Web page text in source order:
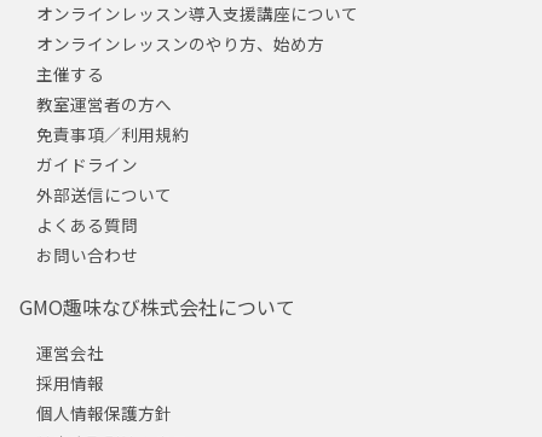
オンラインレッスン導入支援講座について
オンラインレッスンのやり方、始め方
主催する
教室運営者の方へ
免責事項／利用規約
ガイドライン
外部送信について
よくある質問
お問い合わせ
GMO趣味なび株式会社について
運営会社
採用情報
個人情報保護方針